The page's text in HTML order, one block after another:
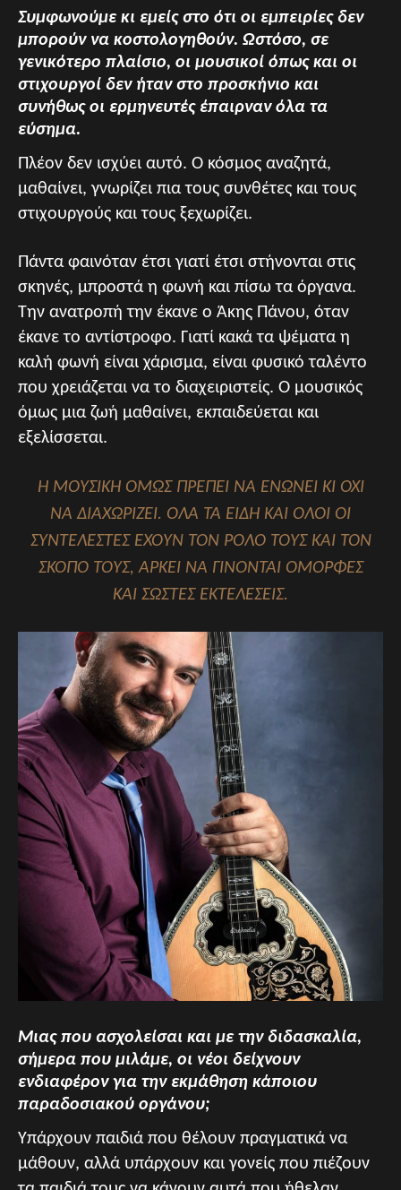
Συμφωνούμε κι εμείς στο ότι οι εμπειρίες δεν
μπορούν να κοστολογηθούν. Ωστόσο, σε
γενικότερο πλαίσιο, οι μουσικοί όπως και οι
στιχουργοί δεν ήταν στο προσκήνιο και
συνήθως οι ερμηνευτές έπαιρναν όλα τα
εύσημα.
Πλέον δεν ισχύει αυτό. Ο κόσμος αναζητά,
μαθαίνει, γνωρίζει πια τους συνθέτες και τους
στιχουργούς και τους ξεχωρίζει.
Πάντα φαινόταν έτσι γιατί έτσι στήνονται στις
σκηνές, μπροστά η φωνή και πίσω τα όργανα.
Την ανατροπή την έκανε ο Άκης Πάνου, όταν
έκανε το αντίστροφο. Γιατί κακά τα ψέματα η
καλή φωνή είναι χάρισμα, είναι φυσικό ταλέντο
που χρειάζεται να το διαχειριστείς. Ο μουσικός
όμως μια ζωή μαθαίνει, εκπαιδεύεται και
εξελίσσεται.
Η ΜΟΥΣΙΚΉ ΌΜΩΣ ΠΡΈΠΕΙ ΝΑ ΕΝΏΝΕΙ ΚΙ ΌΧΙ
ΝΑ ΔΙΑΧΩΡΊΖΕΙ. ΌΛΑ ΤΑ ΕΊΔΗ ΚΑΙ ΌΛΟΙ ΟΙ
ΣΥΝΤΕΛΕΣΤΈΣ ΈΧΟΥΝ ΤΟΝ ΡΌΛΟ ΤΟΥΣ ΚΑΙ ΤΟΝ
ΣΚΟΠΌ ΤΟΥΣ, ΑΡΚΕΊ ΝΑ ΓΊΝΟΝΤΑΙ ΌΜΟΡΦΕΣ
ΚΑΙ ΣΩΣΤΈΣ ΕΚΤΕΛΈΣΕΙΣ.
Μιας που ασχολείσαι και με την διδασκαλία,
σήμερα που μιλάμε, οι νέοι δείχνουν
ενδιαφέρον για την εκμάθηση κάποιου
παραδοσιακού οργάνου;
Υπάρχουν παιδιά που θέλουν πραγματικά να
μάθουν, αλλά υπάρχουν και γονείς που πιέζουν